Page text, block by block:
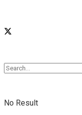
No Result